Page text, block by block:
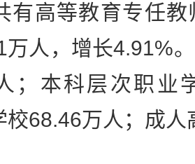
高等教育专任教
万人，增长4.91%
；本科层次职业
校68.46万人；成